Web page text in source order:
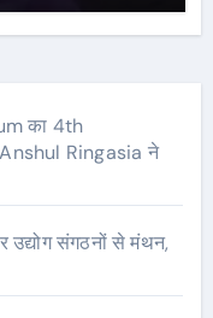
का 4th
Ringasia ने
संगठनों से मंथन,